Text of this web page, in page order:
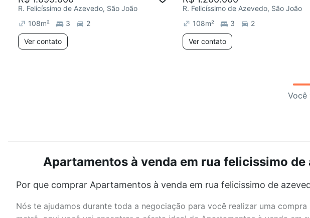
R. Felicíssimo de Azevedo, São João
108m² 3 2
Ver contato
R. Felicíssimo de Azevedo, São João
108m² 3 2
Ver contato
Você
Apartamentos à venda em rua felicissimo
Por que comprar Apartamentos à venda em rua felicissimo de
Nós te ajudamos durante toda a negociação para você realizar uma